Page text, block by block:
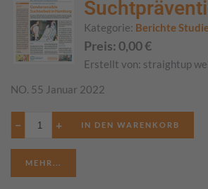
Kategorie: Berichte
Preis: 0,00€
Erstellt von: straightup
NO. 55 Januar 2022
− +
MEHR...